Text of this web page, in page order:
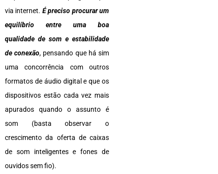
via internet. É preciso procurar um
equilíbrio entre uma boa
qualidade de som e estabilidade
de conexão, pensando que há sim
uma concorrência com outros
formatos de áudio digital e que os
dispositivos estão cada vez mais
apurados quando o assunto é
som (basta observar o
crescimento da oferta de caixas
de som inteligentes e fones de
ouvidos sem fio).